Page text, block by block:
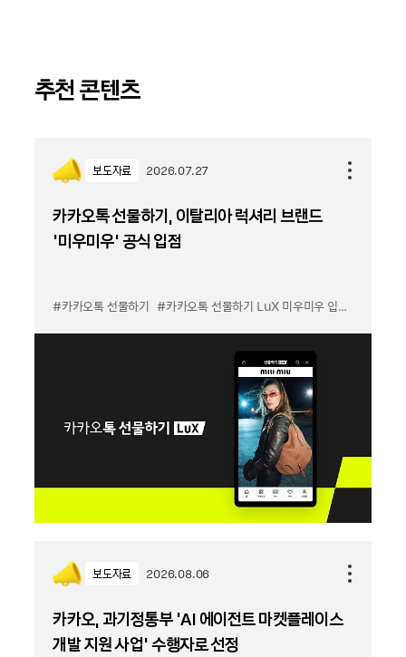
추천 콘텐츠
보도자료 2026.07.27
카카오톡 선물하기, 이탈리아 럭셔리 브랜드
'미우미우' 공식 입점
#카카오톡 선물하기 #카카오톡 선물하기 LuX 미우미우 입점
보도자료 2026.08.06
카카오, 과기정통부 ‘AI 에이전트 마켓플레이스
개발 지원 사업’ 수행자로 선정